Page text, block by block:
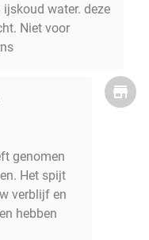
water. deze
Niet voor
genomen
Het spijt
verblijf en
hebben